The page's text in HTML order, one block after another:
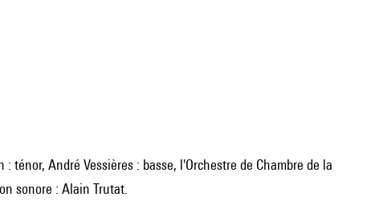
sonore : Alain Trutat.